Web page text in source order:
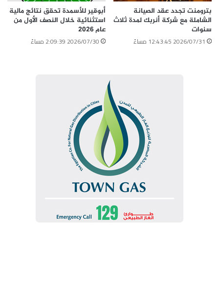
بترومنت تجدد عقد الصيانة
الشاملة مع شركة أنربك لمدة ثلاث
سنوات
2026/07/31 12:43:45 مساءً
أبوقير للأسمدة تحقق نتائج مالية
استثنائية خلال النصف الأول من
عام 2026
2026/07/30 2:09:39 مساءً